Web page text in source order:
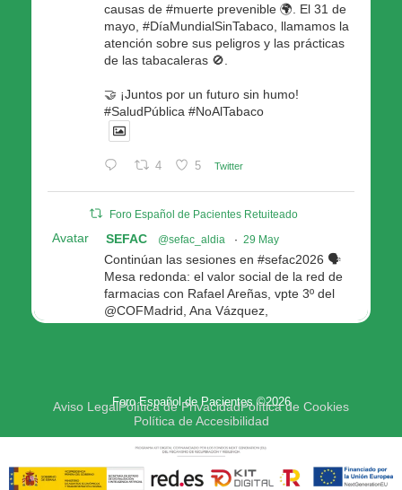
causas de #muerte prevenible 🌍. El 31 de
mayo, #DíaMundialSinTabaco, llamamos la
atención sobre sus peligros y las prácticas
de las tabacaleras 🚫.
🤝 ¡Juntos por un futuro sin humo!
#SaludPública #NoAlTabaco
4 5 Twitter
Foro Español de Pacientes Retuiteado
Avatar SEFAC @sefac_aldia · 29 May
Continúan las sesiones en #sefac2026 🗣️
Mesa redonda: el valor social de la red de
farmacias con Rafael Areñas, vpte 3º del
@COFMadrid, Ana Vázquez,
@fep_pacientes Galicia, Antón Acevedo, d
4 4 Twitter
Foro Español de Pacientes
@fep_pacientes · 29 May
Foro Español de Pacientes ©2026
Aviso LegalPolítica de PrivacidadPolítica de Cookies
Política de Accesibilidad